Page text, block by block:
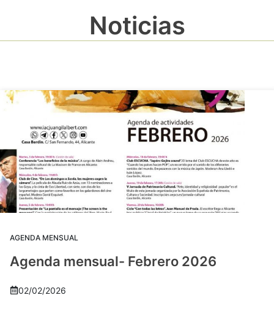
Noticias
AGENDA MENSUAL
Agenda mensual- Febrero 2026
02/02/2026